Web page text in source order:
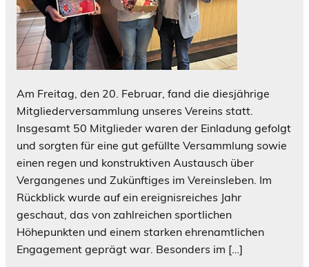
Am Freitag, den 20. Februar, fand die diesjährige
Mitgliederversammlung unseres Vereins statt.
Insgesamt 50 Mitglieder waren der Einladung gefolgt
und sorgten für eine gut gefüllte Versammlung sowie
einen regen und konstruktiven Austausch über
Vergangenes und Zukünftiges im Vereinsleben. Im
Rückblick wurde auf ein ereignisreiches Jahr
geschaut, das von zahlreichen sportlichen
Höhepunkten und einem starken ehrenamtlichen
Engagement geprägt war. Besonders im […]